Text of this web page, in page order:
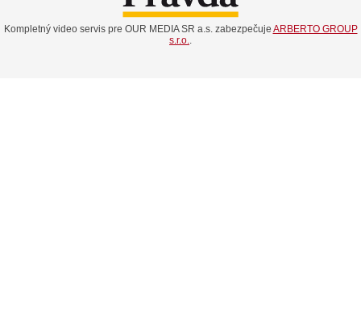
Kompletný video servis pre OUR MEDIA SR a.s. zabezpečuje ARBERTO GROUP
s.r.o..